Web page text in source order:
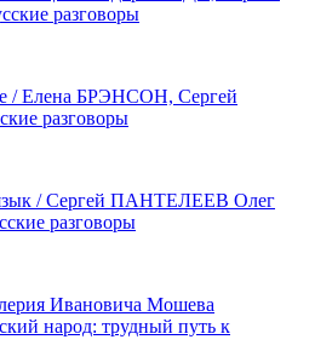
разговоры
/ Елена БРЭНСОН, Сергей
разговоры
/ Сергей ПАНТЕЛЕЕВ Олег
разговоры
Ивановича Мошева
народ: трудный путь к